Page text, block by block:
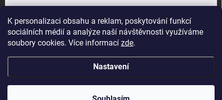
K personalizaci obsahu a reklam, poskytování funkcí
sociálních médií a analýze naší návštěvnosti využíváme
soubory cookies. Více informací zde.
Nastavení
Souhlasím spodmínkami ochrany osobních údajů
Přihlásit se
Copyright 2026StilComp.cz. Všechna práva vyhrazena.Upravit nastavení
cookies